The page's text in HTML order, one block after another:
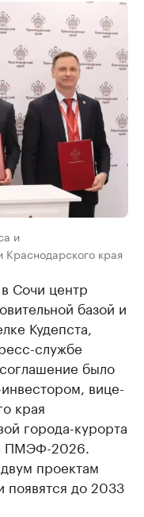
и
Краснодарского края
Сочи центр
базой и
Кудепста,
службе
было
вице-
края
города-курорта
ПМЭФ-2026.
проектам
появятся до 2033